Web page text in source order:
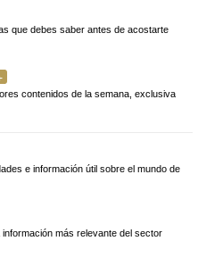
que debes saber antes de acostarte
contenidos de la semana, exclusiva
e información útil sobre el mundo de
más relevante del sector